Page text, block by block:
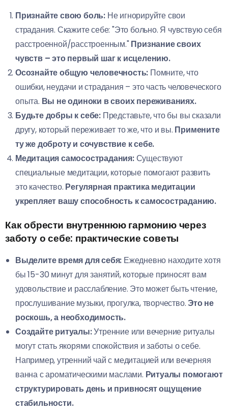
Признайте свою боль: Не игнорируйте свои
страдания. Скажите себе: "Это больно. Я чувствую себя
расстроенной/расстроенным."Признание своих
чувств – это первый шаг к исцелению.
Осознайте общую человечность: Помните, что
ошибки, неудачи и страдания – это часть человеческого
опыта. Вы не одиноки в своих переживаниях.
Будьте добры к себе: Представьте, что бы вы сказали
другу, который переживает то же, что и вы. Примените
ту же доброту и сочувствие к себе.
Медитация самосострадания:Существуют
специальные медитации, которые помогают развить
это качество. Регулярная практика медитации
укрепляет вашу способность к самосостраданию.
Как обрести внутреннюю гармонию через
заботу о себе: практические советы
Выделите время для себя: Ежедневно находите хотя
бы 15-30 минут для занятий, которые приносят вам
удовольствие и расслабление. Это может быть чтение,
прослушивание музыки, прогулка, творчество.Это не
роскошь, а необходимость.
Создайте ритуалы:Утренние или вечерние ритуалы
могут стать якорями спокойствия и заботы о себе.
Например, утренний чай с медитацией или вечерняя
ванна с ароматическими маслами. Ритуалы помогают
структурировать день и привносят ощущение
стабильности.